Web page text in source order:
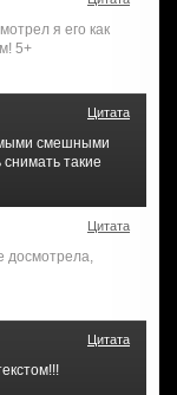
я его как
5+
Цитата
смешными
такие
Цитата
досмотрела,
Цитата